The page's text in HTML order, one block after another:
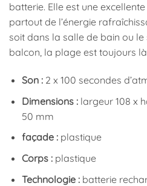
batterie. Elle est une
partout de l’énergie
soit dans la salle de bain ou
balcon, la plage est toujours
Son :2 x 100 secondes
Dimensions :largeur 108 x
50 mm
façade :plastique
Corps :plastique
Technologie :batterie